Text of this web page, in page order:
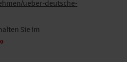
ueber-deutsche-
Sie im